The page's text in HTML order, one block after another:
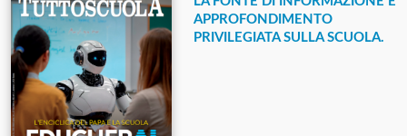
APPROFONDIMENTO
PRIVILEGIATA SULLA SCUOLA.